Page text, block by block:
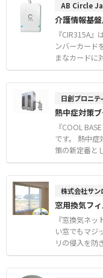
ネルギーロス
80°のオート
広範囲に送風
ー機能や水
ます。 【特徴】 ● 排熱ダクト不要で設置場所を選ばない
排熱なし設計
ト運用 ● 約
【用途・事例
環境改善 ●
ける快適な空
AB Circle
介護情報基
『CIR315A
ンバーカード
まなカードに
金対象の認定
トします。
よる技術サ
て運用できます。 【特徴】 ●マイナンバーカ
カードに対
する多様な
体制 【用途・事例】 ●介護情報基盤導入におけるマイナ
ンバーカード
種資格証の読
日創プロニテ
熱中症対策
『COOL
です。 熱中
策の新定番と
ルを採用して
工場のレイア
1〜2人用、3
能です（※スポッ
●断熱パネル
立てに対応 ●
設が可能 【用途・事例】 ●工場内における休憩時間の避
暑エリア ●熱
ス
株式会社サン
窓用換気フ
『窓換気ネ
い窓でもマジ
リの侵入を防
の非常に細か
り抜けてしま